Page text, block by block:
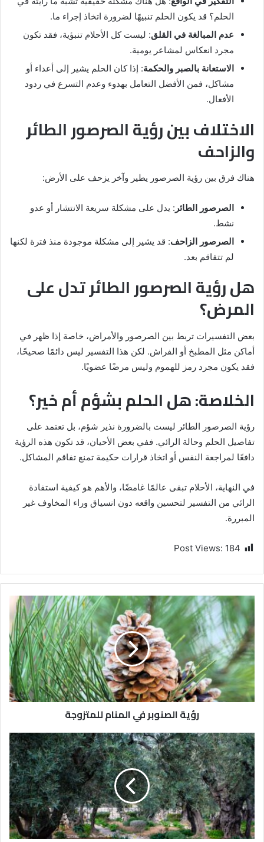
الحلم؟ قد يكون الحلم تنبيهًا لضرورة اتخاذ إجراء ما.
عدم المبالغة في القلق: ليست كل الأحلام تنبؤية، فقد تكون
مجرد انعكاس لمشاعر يومية.
الاستعانة بالصبر والحكمة: إذا كان الحلم يشير إلى أعداء أو
مشاكل، فمن الأفضل التعامل بهدوء وعدم التسرع في ردود
الأفعال.
الاختلاف بين رؤية الصرصور الطائر
والزاحف
هناك فرق بين رؤية الصرصور يطير وآخر يزحف على الأرض:
الصرصور الطائر : يدل على مشكلة سريعة الانتشار أو عدو
نشط.
الصرصور الزاحف: قد يشير إلى مشكلة موجودة منذ فترة لكنها
لم تتفاقم بعد.
هل رؤية الصرصور الطائر تدل على
المرض؟
بعض التفسيرات تربط بين الصرصور والأمراض، خاصة إذا ظهر في
أماكن مثل المطبخ أو الفراش. لكن هذا التفسير ليس دائمًا صحيحًا،
فقد يكون مجرد رمز للهموم وليس مرضًا عضويًا.
الخلاصة: هل الحلم بشؤم أم خير؟
رؤية الصرصور الطائر ليست بالضرورة نذير شؤم، بل تعتمد على
تفاصيل الحلم وحالة الرائي. ففي بعض الأحيان، قد تكون هذه الرؤية
دافعًا لمراجعة النفس أو اتخاذ قرارات حكيمة تمنع تفاقم المشاكل.
في النهاية، الأحلام تبقى عالمًا غامضًا، والأهم هو كيفية استفادة
الرائي من التفسير لتحسين واقعه دون انسياق وراء المخاوف غير
المبررة.
Post Views: 184
رؤية الصنوبر في المنام للمتزوجة